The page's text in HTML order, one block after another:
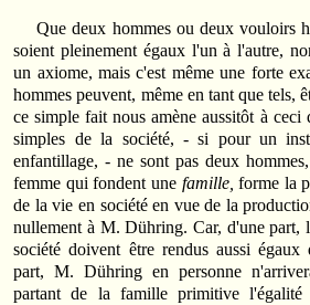
Que deux hommes ou deux vouloirs
soient pleinement égaux l'un à l'autre,
un axiome, mais c'est même une forte
hommes peuvent, même en tant que tels,
ce simple fait nous amène aussitôt à ceci
simples de la société, - si pour un
enfantillage, - ne sont pas deux
femme qui fondent une famille,forme la
de la vie en société en vue de la
nullement à M. Dühring. Car, d'une part,
société doivent être rendus aussi égaux
part, M. Dühring en personne
partant de la famille primitive